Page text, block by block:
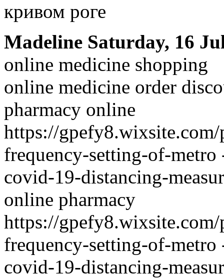
кривом роге
Madeline Saturday, 16
online medicine shopping
online medicine order
pharmacy online
https://
frequency-setting-of-
covid-19-distancing-
online pharmacy
https://
frequency-setting-of-
covid-19-distancing-